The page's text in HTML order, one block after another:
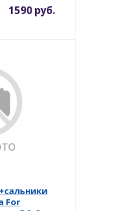
1590 руб.
For